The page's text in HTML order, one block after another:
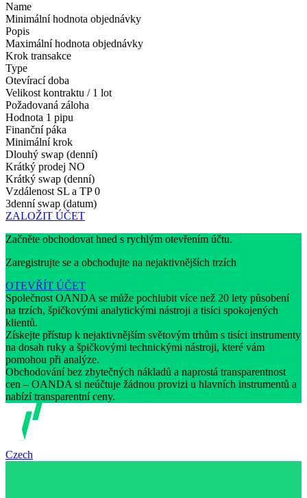
Name
Minimální hodnota objednávky
Popis
Maximální hodnota objednávky
Krok transakce
Type
Otevírací doba
Velikost kontraktu / 1 lot
Požadovaná záloha
Hodnota 1 pipu
Finanční páka
Minimální krok
Dlouhý swap (denní)
Krátký prodej NO
Krátký swap (denní)
Vzdálenost SL a TP 0
3denní swap (datum)
ZALOŽIT ÚČET
Začněte obchodovat hned s rychlým otevřením účtu.
Zaregistrujte se a obchodujte na nejaktivnějších trzích
OTEVŘÍT ÚČET
Společnost OANDA se může pochlubit více než 20 lety působení
na trzích, špičkovými analytickými nástroji a tisíci spokojených
klientů.
Získejte přístup k nejaktivnějším světovým trhům s tisíci instrumenty
na dosah ruky a špičkovými technickými nástroji, které vám
pomohou při analýze.
Obchodování bez zbytečných nákladů a naprostá transparentnost
cen – OANDA si neúčtuje žádnou provizi u hlavních instrumentů a
nabízí transparentní ceny.
Czech